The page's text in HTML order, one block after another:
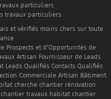
particuliers
travaux particuliers
et vérifiés moins chers sur toute
Prospects et d'Opportunités de
Artisan Fournisseur de Leads
Leads Qualifiés Contacts Qualifiés
Commerciale Artisan Bâtiment
cherche chantier rénovation
travaux habitat chantier